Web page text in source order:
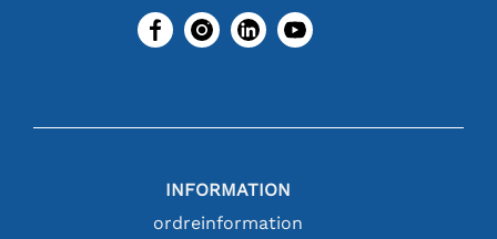
INFORMATION
ordreinformation